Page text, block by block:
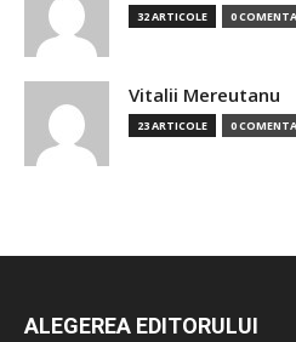
32 ARTICOLE 0
Vitalii Mereutanu
23 ARTICOLE 0
ALEGEREA EDITORULUI